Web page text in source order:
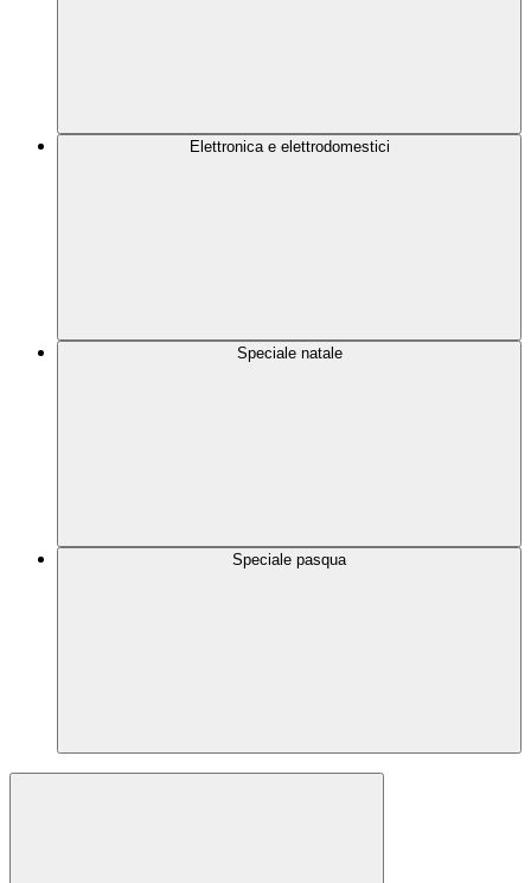
Elettronica e elettrodomestici
Speciale natale
Speciale pasqua